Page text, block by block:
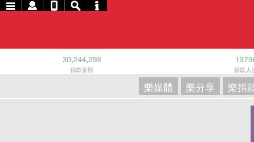
30,244,298
捐款金額 捐款人
樂媒體 樂分享 樂捐